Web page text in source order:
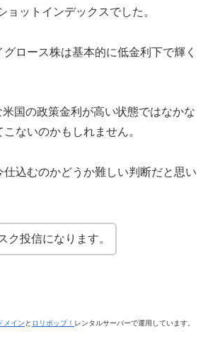
ョットインデックスでした。
ロース株は基本的に低金利下で輝く
国の政策金利が高い状態ではなかな
ないのかもしれません。
込むのかどうか難しい判断だと思い
ク投信になります。
メイン と ロリポップ！ レンタルサーバーで運用しています。